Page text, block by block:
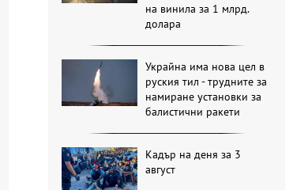
на винила за 1 млрд.
долара
Украйна има нова цел в
руския тил - трудните за
намиране установки за
балистични ракети
Кадър на деня за 3
август